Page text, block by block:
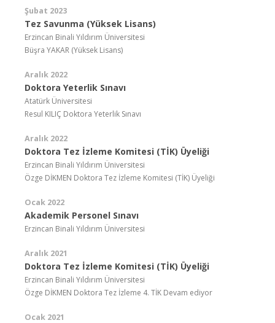
Şubat 2023
Tez Savunma (Yüksek Lisans)
Erzincan Binali Yıldırım Üniversitesi
Büşra YAKAR (Yüksek Lisans)
Aralık 2022
Doktora Yeterlik Sınavı
Atatürk Üniversitesi
Resul KILIÇ Doktora Yeterlik Sınavı
Aralık 2022
Doktora Tez İzleme Komitesi (TİK) Üyeliği
Erzincan Binali Yıldırım Üniversitesi
Özge DİKMEN Doktora Tez İzleme Komitesi (TİK) Üyeliği
Ocak 2022
Akademik Personel Sınavı
Erzincan Binali Yıldırım Üniversitesi
Aralık 2021
Doktora Tez İzleme Komitesi (TİK) Üyeliği
Erzincan Binali Yıldırım Üniversitesi
Özge DİKMEN Doktora Tez İzleme 4. TİK Devam ediyor
Ocak 2021